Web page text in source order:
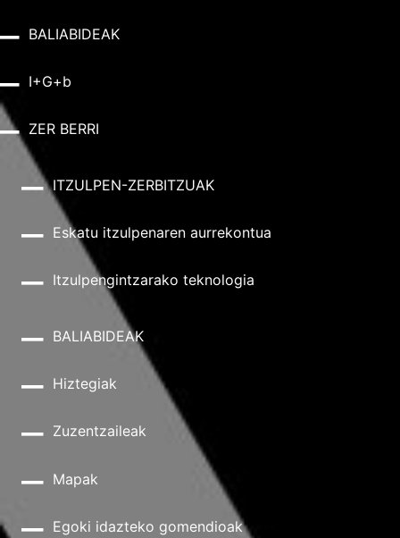
BALIABIDEAK
I+G+b
ZER BERRI
ITZULPEN-ZERBITZUAK
Eskatu itzulpenaren aurrekontua
Itzulpengintzarako teknologia
BALIABIDEAK
Hiztegiak
Zuzentzaileak
Mapak
Egoki idazteko gomendioak